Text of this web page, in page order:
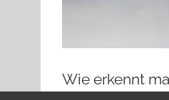
Wie erkennt